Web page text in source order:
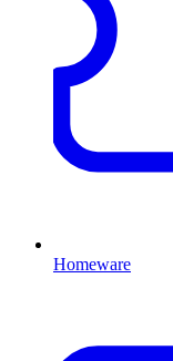
Homeware